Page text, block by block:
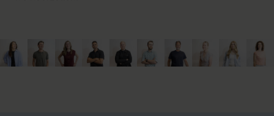
LinkedIn